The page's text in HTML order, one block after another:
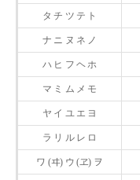
タ チ ツ テ ト
ナ ニ ヌ ネ ノ
ハ ヒ フ ヘ ホ
マ ミ ム メ モ
ヤ イ ユ エ ヨ
ラ リ ル レ ロ
ワ (ヰ) ウ (ヱ) ヲ